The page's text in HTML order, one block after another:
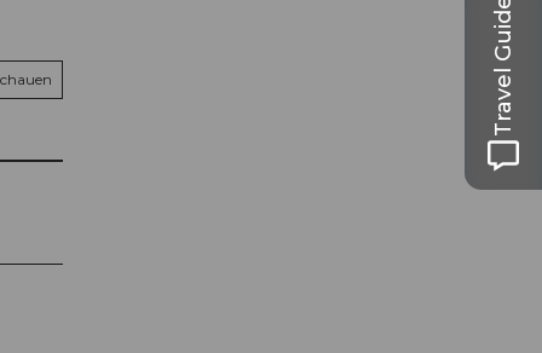
Travel Guide